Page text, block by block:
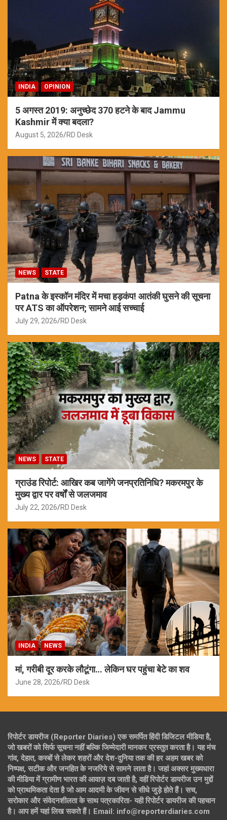
INDIA OPINION
5 अगस्त 2019: अनुच्छेद 370 हटने के बाद Jammu
Kashmir में क्या बदला?
August 5, 2026 RD Desk
NEWS STATE
Patna के इस्कॉन मंदिर में मचा हड़कंप! आतंकी घुसने की सूचना
पर ATS का ऑपरेशन; सामने आई सच्चाई
July 29, 2026 RD Desk
NEWS STATE
ग्राउंड रिपोर्ट: आखिर कब जागेंगे जनप्रतिनिधि? मकरमपुर के
मुख्य द्वार पर वर्षों से जलजमाव
July 22, 2026 RD Desk
INDIA NEWS
मां, गरीबी दूर करके लौटूंगा… लेकिन घर पहुंचा बेटे का शव
June 28, 2026 RD Desk
रिपोर्टर डायरीज (Reporter Diaries) एक समर्पित हिंदी डिजिटल मीडिया है,
जो खबरों को सिर्फ सूचना नहीं बल्कि जिम्मेदारी मानकर प्रस्तुत करता है। यह मंच
गांव, देहात, कस्बों से लेकर शहरों और देश-दुनिया तक की हर अहम खबर को
निष्पक्ष, सटीक और जनहित के नजरिये से सामने लाता है। जहां अक्सर मुख्यधारा
की मीडिया में ग्रामीण भारत की आवाज़ दब जाती है, वहीं रिपोर्टर डायरीज उन मुद्दों
को प्राथमिकता देता है जो आम आदमी के जीवन से सीधे जुड़े होते हैं। सच,
सरोकार और संवेदनशीलता के साथ पत्रकारिता- यही रिपोर्टर डायरीज की पहचान
है। आप हमें यहां लिख सकते हैं। Email: info@reporterdiaries.com